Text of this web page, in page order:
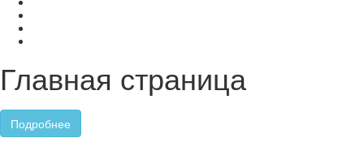
Главная страница
Подробнее